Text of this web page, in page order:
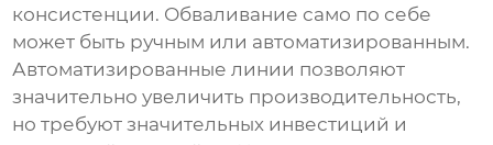
консистенции. Обваливание само по себе
может быть ручным или автоматизированным.
Автоматизированные линии позволяют
значительно увеличить производительность,
но требуют значительных инвестиций и